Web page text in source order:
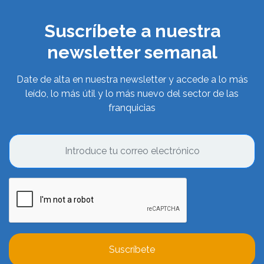
Suscríbete a nuestra
newsletter semanal
Date de alta en nuestra newsletter y accede a lo más
leído, lo más útil y lo más nuevo del sector de las
franquicias
Suscríbete